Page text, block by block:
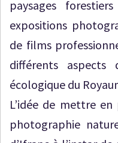
paysages
expositions
de films
différents
écologique du
L’idée de mettre
photographie